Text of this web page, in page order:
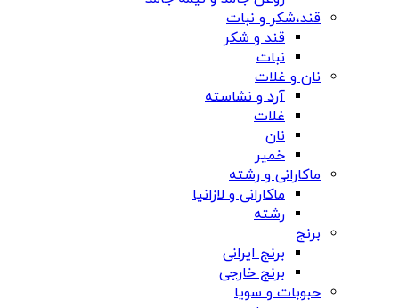
قند،شکر و نبات
قند و شکر
نبات
نان و غلات
آرد و نشاسته
غلات
نان
خمیر
ماکارانی و رشته
ماکارانی و لازانیا
رشته
برنج
برنج ایرانی
برنج خارجی
حبوبات و سویا